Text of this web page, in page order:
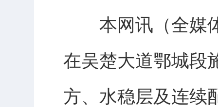
本网讯（全媒体
在吴楚大道鄂城段
方、水稳层及连续